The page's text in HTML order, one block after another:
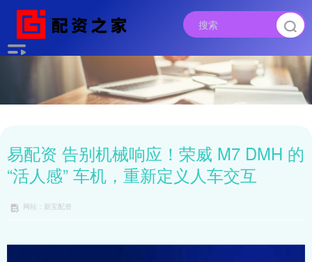
易配资 告别机械响应！荣威 M7 DMH 的
“活人感” 车机，重新定义人车交互
网站：新宝配资